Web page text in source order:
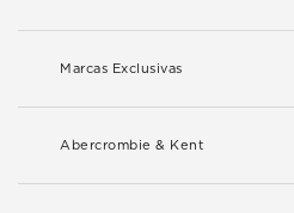
Marcas Exclusivas
Abercrombie & Kent